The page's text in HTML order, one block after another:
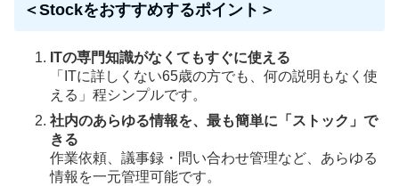
＜Stockをおすすめするポイント＞
ITの専門知識がなくてもすぐに使える
「ITに詳しくない65歳の方でも、何の説明もなく使
える」程シンプルです。
社内のあらゆる情報を、最も簡単に「ストック」で
きる
作業依頼、議事録・問い合わせ管理など、あらゆる
情報を一元管理可能です。